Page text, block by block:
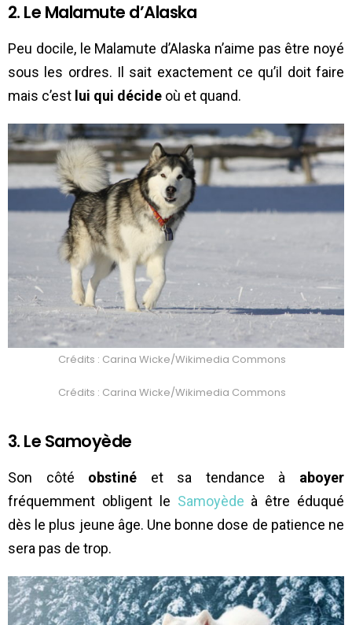
2. Le Malamute d’Alaska
Peu docile, le Malamute d’Alaska n’aime pas être noyé
sous les ordres. Il sait exactement ce qu’il doit faire
mais c’est lui qui décide où et quand.
Crédits : Carina Wicke/Wikimedia Commons
Crédits : Carina Wicke/Wikimedia Commons
3. Le Samoyède
Son côté obstiné et sa tendance à aboyer
fréquemment obligent le Samoyède à être éduqué
dès le plus jeune âge. Une bonne dose de patience ne
sera pas de trop.